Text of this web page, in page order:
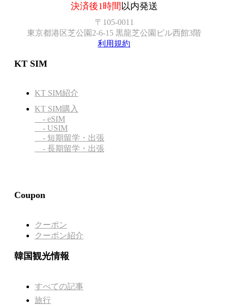
決済後1時間以内発送
〒105-0011
東京都港区芝公園2-6-15 黒龍芝公園ビル西館3階
利用規約
KT SIM
KT SIM紹介
KT SIM購入
- eSIM
- USIM
- 短期留学・出張
- 長期留学・出張
Coupon
クーポン
クーポン紹介
韓国観光情報
すべての記事
旅行